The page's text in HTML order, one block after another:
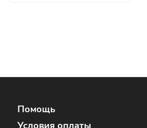
Помощь
Условия оплаты